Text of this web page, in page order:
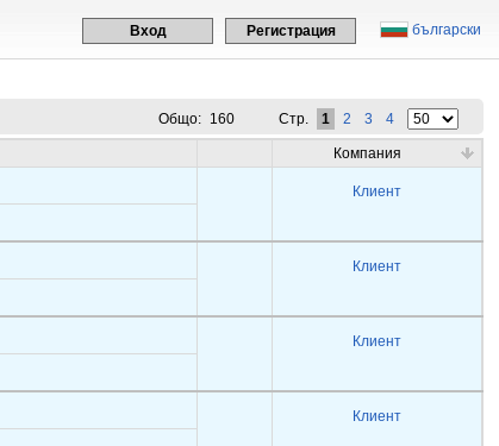
български
Вход Регистрация
Общо: 160 Стр. 1 2 3 4
Компания
Клиент
Клиент
Клиент
Клиент